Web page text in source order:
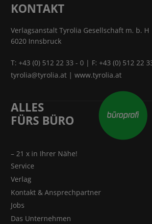
KONTAKT
Verlagsanstalt Tyrolia Gesellschaft m. b. H
6020 Innsbruck
T:+43 (0) 512 22 33 - 0 | F: +43 (0) 512 22
tyrolia@tyrolia.at |www.tyrolia.at
ALLES
FÜRS BÜRO
– 21 x in Ihrer Nähe!
Service
Verlag
Kontakt & Ansprechpartner
Jobs
Das Unternehmen